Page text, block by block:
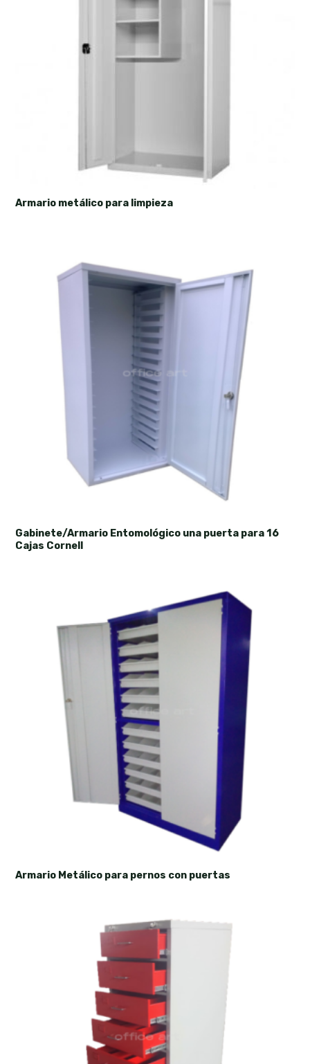
Armario metálico para limpieza
Gabinete/Armario Entomológico una puerta para 16
Cajas Cornell
Armario Metálico para pernos con puertas